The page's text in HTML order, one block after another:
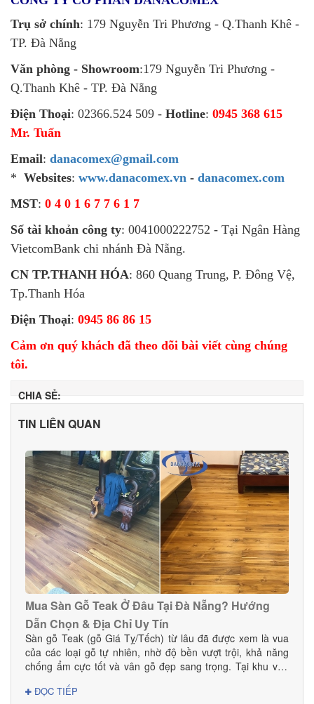
Trụ sở chính: 179 Nguyễn Tri Phương - Q.Thanh Khê -
TP. Đà Nẵng
Văn phòng - Showroom:179 Nguyễn Tri Phương -
Q.Thanh Khê - TP. Đà Nẵng
Điện Thoại: 02366.524 509 - Hotline: 0945 368 615
Mr. Tuấn
Email: danacomex@gmail.com
* Websites: www.danacomex.vn - danacomex.com
MST: 0 4 0 1 6 7 7 6 1 7
Số tài khoản công ty: 0041000222752 - Tại Ngân Hàng
VietcomBank chi nhánh Đà Nẵng.
CN TP.THANH HÓA: 860 Quang Trung, P. Đông Vệ,
Tp.Thanh Hóa
Điện Thoại: 0945 86 86 15
Cảm ơn quý khách đã theo dõi bài viết cùng chúng
tôi.
CHIA SẺ:
TIN LIÊN QUAN
Mua Sàn Gỗ Teak Ở Đâu Tại Đà Nẵng? Hướng
Dẫn Chọn & Địa Chỉ Uy Tín
Sàn gỗ Teak (gỗ Giá Tỵ/Tếch) từ lâu đã được xem là vua
của các loại gỗ tự nhiên, nhờ độ bền vượt trội, khả năng
chống ẩm cực tốt và vân gỗ đẹp sang trọng. Tại khu vực
— sàn gỗ Teak là lựa chọn hoàn hảo cho cả nhà ở, biệt
ĐỌC TIẾP